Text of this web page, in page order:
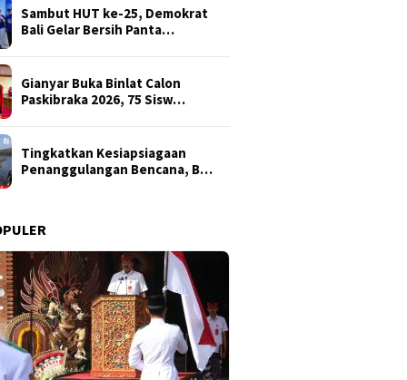
Sambut HUT ke-25, Demokrat
Bali Gelar Bersih Panta…
Gianyar Buka Binlat Calon
Paskibraka 2026, 75 Sisw…
Tingkatkan Kesiapsiagaan
Penanggulangan Bencana, B…